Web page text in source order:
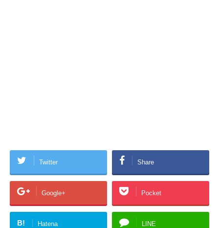
Twitter Share
Google+ Pocket
B! Hatena LINE